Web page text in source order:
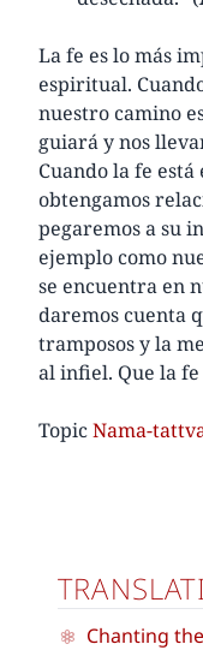
La fe es lo más
espiritual.
nuestro camino
guiará y nos
Cuando la fe está
obtengamos
pegaremos a su
ejemplo como
se encuentra en
daremos cuenta
tramposos y la
al infiel. Que la
TopicNama-
Chanting